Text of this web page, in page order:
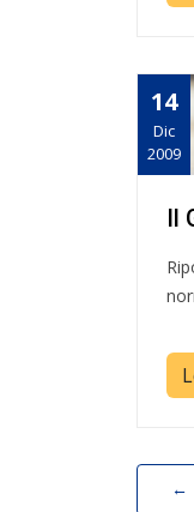
14
Dic
2009
Il